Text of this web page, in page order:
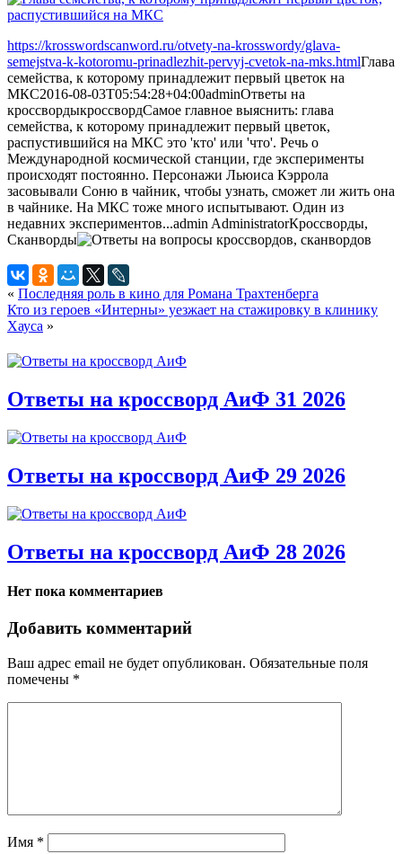
https://krosswordscanword.ru/otvety-na-krosswordy/glava-
semejstva-k-kotoromu-prinadlezhit-pervyj-cvetok-na-mks.htmlГлава
семейства, к которому принадлежит первый цветок на
МКС2016-08-03T05:54:28+04:00adminОтветы на
кроссвордыкроссвордСамое главное выяснить: глава
семейства, к которому принадлежит первый цветок,
распустившийся на МКС это 'кто' или 'что'. Речь о
Международной космической станции, где эксперименты
происходят постоянно. Персонажи Льюиса Кэррола
засовывали Соню в чайник, чтобы узнать, сможет ли жить она
в чайнике. На МКС тоже много испытывают. Один из
недавних экспериментов...admin AdministratorКроссворды,
Сканворды
« Последняя роль в кино для Романа Трахтенберга
Кто из героев «Интерны» уезжает на стажировку в клинику
Хауса »
Ответы на кроссворд АиФ 31 2026
Ответы на кроссворд АиФ 29 2026
Ответы на кроссворд АиФ 28 2026
Нет пока комментариев
Добавить комментарий
Ваш адрес email не будет опубликован. Обязательные поля
помечены *
Имя *